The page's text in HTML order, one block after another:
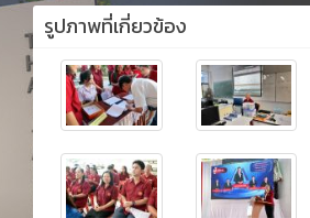
รูปภาพที่เกี่ยวข้อง